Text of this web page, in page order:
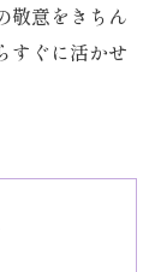
敬意をきちん
すぐに活かせ